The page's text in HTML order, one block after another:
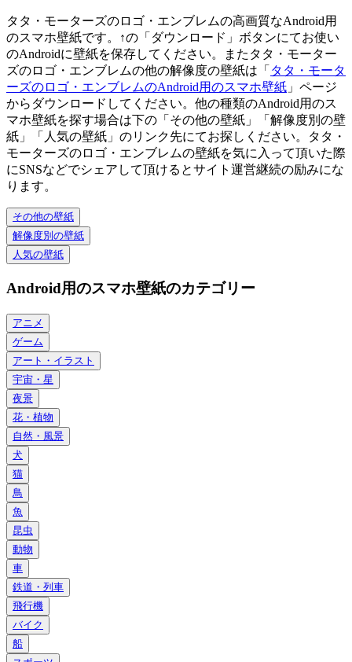
タタ・モーターズのロゴ・エンブレムの高画質なAndroid用
のスマホ壁紙です。↑の「ダウンロード」ボタンにてお使い
のAndroidに壁紙を保存してください。またタタ・モーター
ズのロゴ・エンブレムの他の解像度の壁紙は「 タタ・モータ
ーズのロゴ・エンブレムのAndroid用のスマホ壁紙 」ページ
からダウンロードしてください。他の種類のAndroid用のス
マホ壁紙を探す場合は下の「その他の壁紙」「解像度別の壁
紙」「人気の壁紙」のリンク先にてお探しください。タタ・
モーターズのロゴ・エンブレムの壁紙を気に入って頂いた際
にSNSなどでシェアして頂けるとサイト運営継続の励みにな
ります。
その他の壁紙
解像度別の壁紙
人気の壁紙
Android用のスマホ壁紙のカテゴリー
アニメ
ゲーム
アート・イラスト
宇宙・星
夜景
花・植物
自然・風景
犬
猫
鳥
魚
昆虫
動物
車
鉄道・列車
飛行機
バイク
船